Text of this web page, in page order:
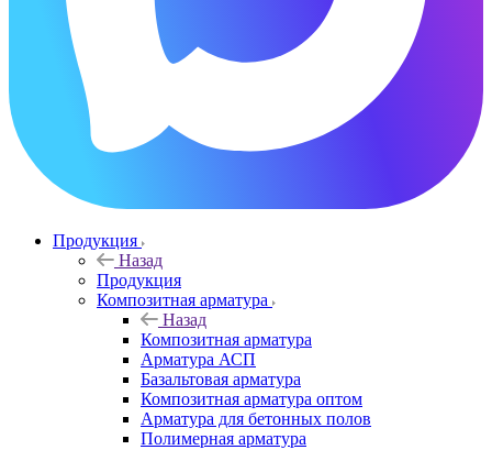
Продукция
Назад
Продукция
Композитная арматура
Назад
Композитная арматура
Арматура АСП
Базальтовая арматура
Композитная арматура оптом
Арматура для бетонных полов
Полимерная арматура